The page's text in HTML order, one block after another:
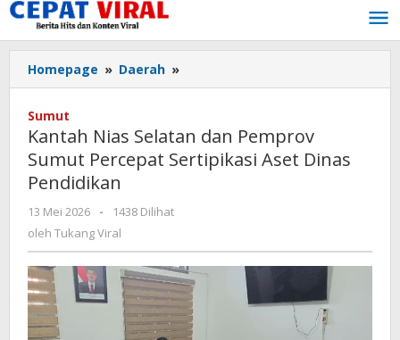
Lewati
konten
Homepage » Daerah »
Nias
Pemprov
Sumut
Pendidikan
Sumut
Kantah Nias Selatan dan Pemprov
Sumut Percepat Sertipikasi Aset Dinas
Pendidikan
13 Mei 2026
oleh
Tukang
-
1438 Dilihat
oleh Tukang Viral